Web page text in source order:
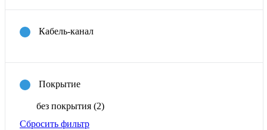
Кабель-канал
Покрытие
без покрытия (2)
Сбросить фильтр